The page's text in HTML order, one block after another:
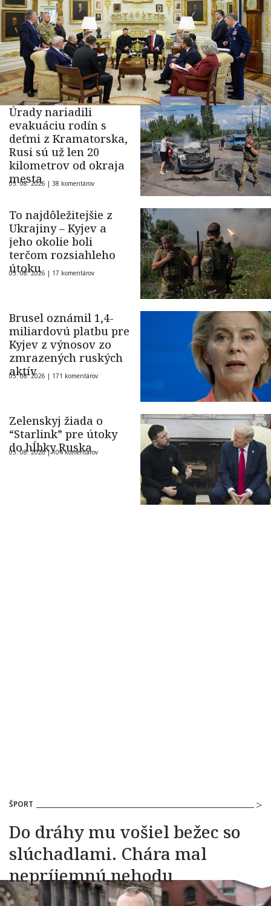
Úrady nariadili
evakuáciu rodín s
deťmi z Kramatorska,
Rusi sú už len 20
kilometrov od okraja
mesta
05. 08. 2026 | 38 komentárov
To najdôležitejšie z
Ukrajiny – Kyjev a
jeho okolie boli
terčom rozsiahleho
útoku
05. 08. 2026 | 17 komentárov
Brusel oznámil 1,4-
miliardovú platbu pre
Kyjev z výnosov zo
zmrazených ruských
aktív
05. 08. 2026 | 171 komentárov
Zelenskyj žiada o
“Starlink” pre útoky
do hĺbky Ruska
05. 08. 2026 |104 komentárov
ŠPORT